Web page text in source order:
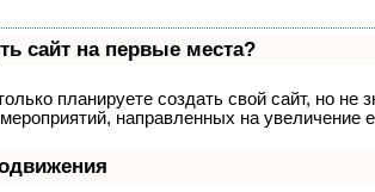
сайт на первые места?
планируете создать свой сайт, но не
направленных на увеличение